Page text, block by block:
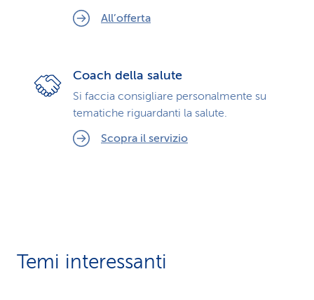
All’offerta
Coach della salute
Si faccia consigliare personalmente su
tematiche riguardanti la salute.
Scopra il servizio
Temi interessanti